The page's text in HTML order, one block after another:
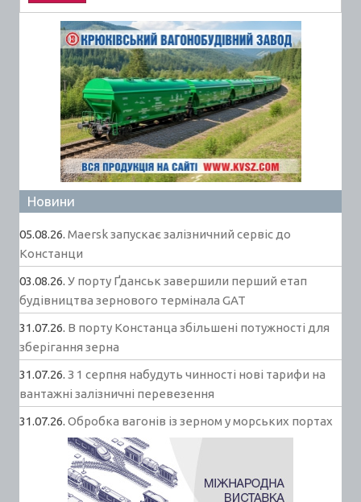
Новини
05.08.26. Maersk запускає залізничний сервіс до
Констанци
03.08.26. У порту Ґданськ завершили перший етап
будівництва зернового термінала GAT
31.07.26. В порту Констанца збільшені потужності для
зберігання зерна
31.07.26. З 1 серпня набудуть чинності нові тарифи на
вантажні залізничні перевезення
31.07.26. Обробка вагонів із зерном у морських портах